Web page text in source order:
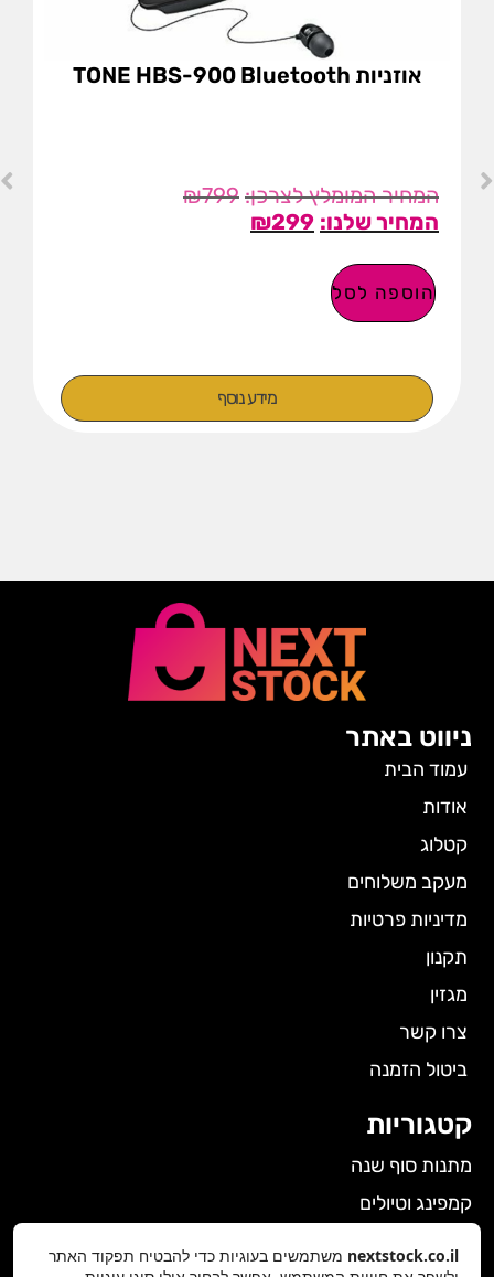
אוזניות TONE HBS-900 Bluetooth
₪799
₪299
הוספה לסל
מידע נוסף
ניווט באתר
עמוד הבית
אודות
קטלוג
מעקב משלוחים
מדיניות פרטיות
תקנון
מגזין
צרו קשר
ביטול הזמנה
קטגוריות
מתנות סוף שנה
קמפינג וטיולים
nextstock.co.il משתמשים בעוגיות כדי להבטיח תפקוד האתר